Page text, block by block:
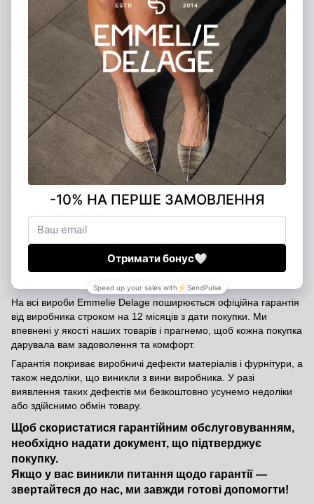
Якщо у вас виникли питання щодо оплати чи
доставки, звертайтеся — ми завжди готові
Оплата замовлення
Ми пропонуємо кілька зручних способів оплати, щоб ви могли
обрати той, який підходить саме вам:
Банківською карткою на сайті
— швидко та безпечно
через платіжну систему
Післяоплата— оплата при отриманні після внесення
передоплати 200 грн (передоплата є гарантією вашого
замовлення)
Банківський переказ — ви можете переказати кошти на
наш розрахунковий рахунок
Оплата в шоурумах
банківською карткою або через термінал у наших
магазинах у Києві та Харкові
Гарантія від виробника — 12 місяців
На всі вироби Emmelie Delage поширюється офіційна гарантія
від виробника строком на 12 місяців з дати покупки. Ми
впевнені у якості наших товарів і прагнемо, щоб кожна покупка
дарувала вам задоволення та комфорт.
Гарантія покриває виробничі дефекти матеріалів і фурнітури, а
також недоліки, що виникли з вини виробника. У разі
виявлення таких дефектів ми безкоштовно усунемо недоліки
або здійснимо обмін товару.
Щоб скористатися гарантійним обслуговуванням,
необхідно надати документ, що підтверджує
покупку.
Якщо у вас виникли питання щодо гарантії —
звертайтеся до нас, ми завжди готові допомогти!